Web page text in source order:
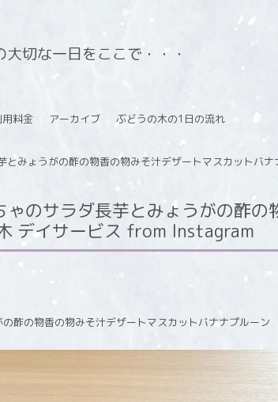
大切な一日をここで・・・
用料金 アーカイブ ぶどうの木の1日の流れ
とみょうがの酢の物香の物みそ汁デザートマスカットバ
のサラダ長芋とみょうがの酢の
デイサービス from Instagram
酢の物香の物みそ汁デザートマスカットバナナプルーン